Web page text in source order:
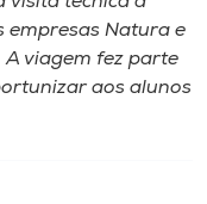
empresas Natura e
viagem fez parte
aos alunos